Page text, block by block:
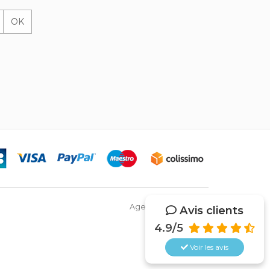
Avis clients
4.9/5
Voir les avis
OK
Agence Web Netsys